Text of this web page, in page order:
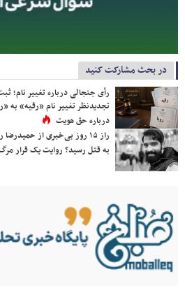
در بحث مشارکت کنید
رأی جنجالی درباره تغییر نام؛
تجدیدنظر تغییر نام «رقیه» به
درباره حق هویت
راز ۱۵ روز بی‌خبری از
به قتل رسید؟ روایت یک قرار مرگ